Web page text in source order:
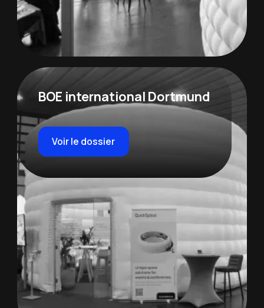
BOE international Dortmund
Voir le dossier